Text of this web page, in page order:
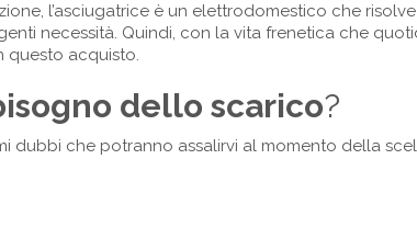
l’asciugatrice è un elettrodomestico che
necessità. Quindi, con la vita frenetica che
questo acquisto.
dello scarico?
dubbi che potranno assalirvi al momento della